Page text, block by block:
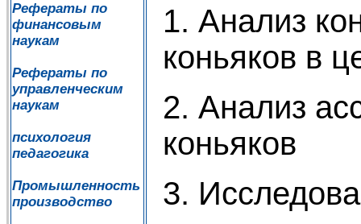
Рефераты по
финансовым
наукам
Рефераты по
управленческим
наукам
психология
педагогика
Промышленность
производство
1. Анализ
коньяков в
2. Анализ
коньяков
3.